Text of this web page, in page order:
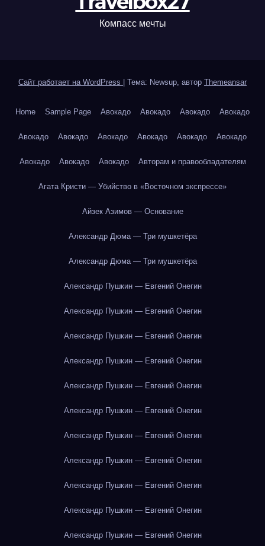
Компасс мечты
Сайт работает на WordPress Тема: Newsup, автор Themeansar
Home Sample Page Авокадо Авокадо Авокадо Авокадо
Авокадо Авокадо Авокадо Авокадо Авокадо Авокадо
Авокадо Авокадо Авокадо Авторам и правообладателям
Агата Кристи — Убийство в «Восточном экспрессе»
Айзек Азимов — Основание
Александр Дюма — Три мушкетёра
Александр Дюма — Три мушкетёра
Александр Пушкин — Евгений Онегин
Александр Пушкин — Евгений Онегин
Александр Пушкин — Евгений Онегин
Александр Пушкин — Евгений Онегин
Александр Пушкин — Евгений Онегин
Александр Пушкин — Евгений Онегин
Александр Пушкин — Евгений Онегин
Александр Пушкин — Евгений Онегин
Александр Пушкин — Евгений Онегин
Александр Пушкин — Евгений Онегин
Александр Пушкин — Евгений Онегин